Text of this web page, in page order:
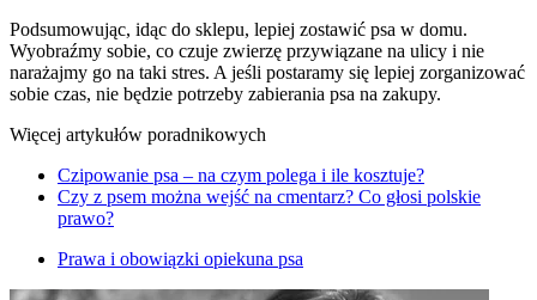
Podsumowując, idąc do sklepu, lepiej zostawić psa w domu.
Wyobraźmy sobie, co czuje zwierzę przywiązane na ulicy i nie
narażajmy go na taki stres. A jeśli postaramy się lepiej zorganizować
sobie czas, nie będzie potrzeby zabierania psa na zakupy.
Więcej artykułów poradnikowych
Czipowanie psa – na czym polega i ile kosztuje?
Czy z psem można wejść na cmentarz? Co głosi polskie
prawo?
Prawa i obowiązki opiekuna psa